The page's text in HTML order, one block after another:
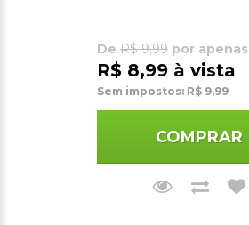
De R$ 9,99 por apenas
R$ 8,99 à vista
Sem impostos: R$ 9,99
COMPRAR